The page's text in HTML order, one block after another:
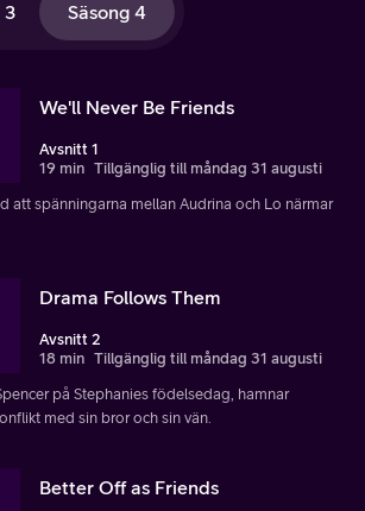
3 Säsong 4
We'll Never Be Friends
Avsnitt 1
19 min Tillgänglig till måndag 31 augusti
att spänningarna mellan Audrina och Lo närmar
Drama Follows Them
Avsnitt 2
18 min Tillgänglig till måndag 31 augusti
på Stephanies födelsedag, hamnar
med sin bror och sin vän.
Better Off as Friends